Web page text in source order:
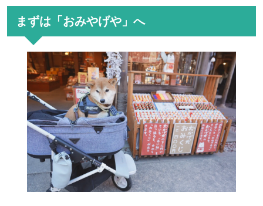
まずは「おみやげや」へ